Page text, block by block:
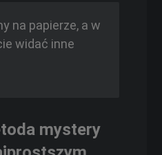
na papierze, a w
widać inne
mystery